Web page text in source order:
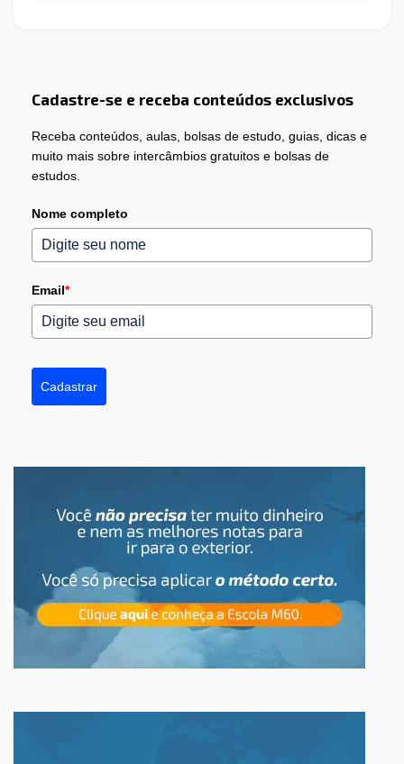
Cadastre-se e receba conteúdos exclusivos
Receba conteúdos, aulas, bolsas de estudo, guias, dicas e
muito mais sobre intercâmbios gratuitos e bolsas de
estudos.
Nome completo
Email*
Cadastrar